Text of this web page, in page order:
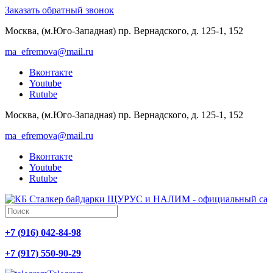
Заказать обратный звонок
Москва, (м.Юго-Западная) пр. Вернадского, д. 125-1, 152
ma_efremova@mail.ru
Вконтакте
Youtube
Rutube
Москва, (м.Юго-Западная) пр. Вернадского, д. 125-1, 152
ma_efremova@mail.ru
Вконтакте
Youtube
Rutube
+7 (916) 042-84-98
+7 (917) 550-90-29